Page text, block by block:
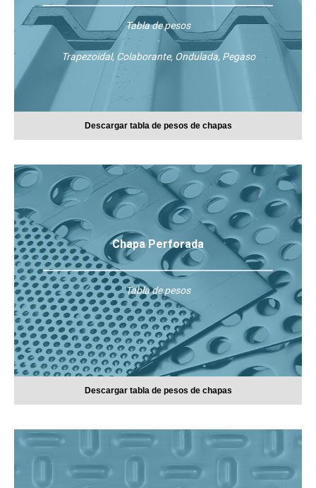
Tabla de pesos
·
Trapezoidal, Colaborante, Ondulada, Pegaso
Descargar tabla de pesos de chapas
Chapa Perforada
Tabla de pesos
Descargar tabla de pesos de chapas